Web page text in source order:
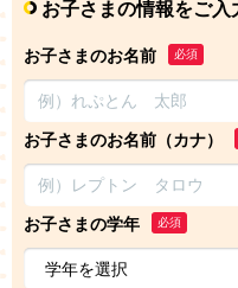
お子さまの情報をご入
お子さまのお名前 必須
お子さまのお名前（カナ）
お子さまの学年 必須